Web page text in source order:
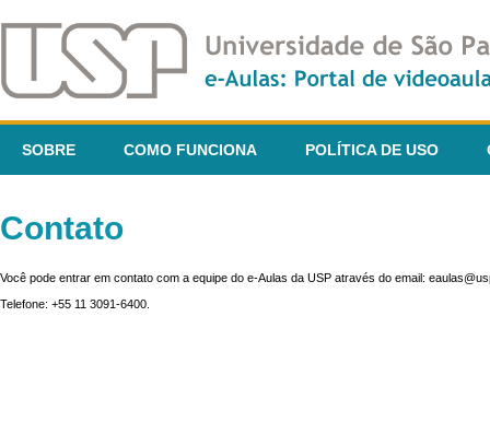
SOBRE COMO FUNCIONA POLÍTICA DE USO
Contato
Você pode entrar em contato com a equipe do e-Aulas da USP através do email:
Telefone: +55 11 3091-6400.